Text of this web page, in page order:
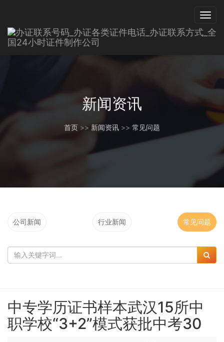
新闻资讯
首页 >> 新闻资讯 >> 常见问题
公司新闻 行业新闻 常见问题
中专学历证书样本武汉15所中
职学校“3+2”模式获批中考30